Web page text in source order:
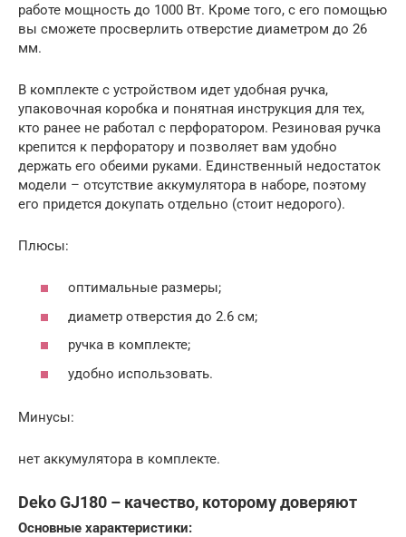
работе мощность до 1000 Вт. Кроме того, с его помощью
вы сможете просверлить отверстие диаметром до 26
мм.
В комплекте с устройством идет удобная ручка,
упаковочная коробка и понятная инструкция для тех,
кто ранее не работал с перфоратором. Резиновая ручка
крепится к перфоратору и позволяет вам удобно
держать его обеими руками. Единственный недостаток
модели – отсутствие аккумулятора в наборе, поэтому
его придется докупать отдельно (стоит недорого).
Плюсы:
оптимальные размеры;
диаметр отверстия до 2.6 см;
ручка в комплекте;
удобно использовать.
Минусы:
нет аккумулятора в комплекте.
Deko GJ180 – качество, которому доверяют
Основные характеристики: